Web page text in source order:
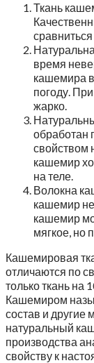
Ткань
время
кашемира
погоду.
жарко.
обработан
свойством
кашемир
на теле.
Волокна
кашемир
кашемир
мягкое, но
Кашемировая
отличаются по
только ткань на
Кашемиром
состав и другие
натуральный
производства
свойству к